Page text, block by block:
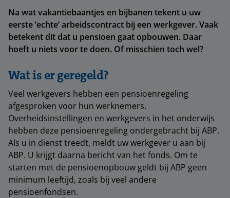
Na wat vakantiebaantjes en bijbanen tekent u uw
eerste ‘echte’ arbeidscontract bij een werkgever. Vaak
betekent dit dat u pensioen gaat opbouwen. Daar
hoeft u niets voor te doen. Of misschien toch wel?
Wat is er geregeld?
Veel werkgevers hebben een pensioenregeling
afgesproken voor hun werknemers.
Overheidsinstellingen en werkgevers in het onderwijs
hebben deze pensioenregeling ondergebracht bij ABP.
Als u in dienst treedt, meldt uw werkgever u aan bij
ABP. U krijgt daarna bericht van het fonds. Om te
starten met de pensioenopbouw geldt bij ABP geen
minimum leeftijd, zoals bij veel andere
pensioenfondsen.